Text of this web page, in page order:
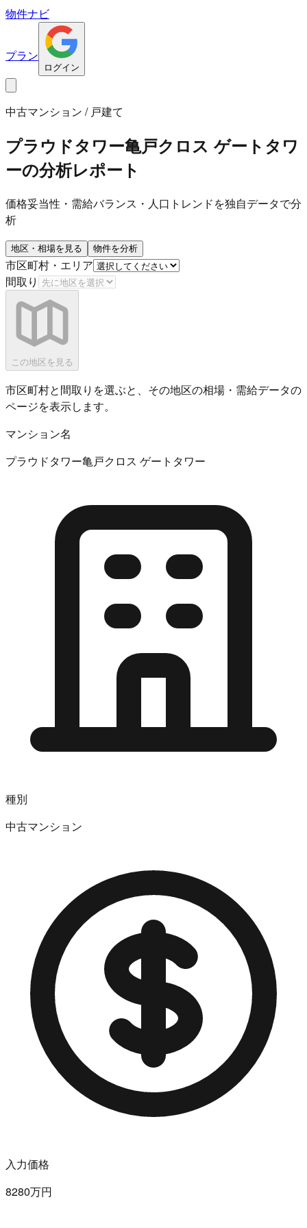
物件ナビ
プラン
ログイン
中古マンション / 戸建て
プラウドタワー亀戸クロス ゲートタワ
ーの分析レポート
価格妥当性・需給バランス・人口トレンドを独自データで分
析
地区・相場を見る 物件を分析
市区町村・エリア
間取り
この地区を見る
市区町村と間取りを選ぶと、その地区の相場・需給データの
ページを表示します。
マンション名
プラウドタワー亀戸クロス ゲートタワー
種別
中古マンション
入力価格
8280万円